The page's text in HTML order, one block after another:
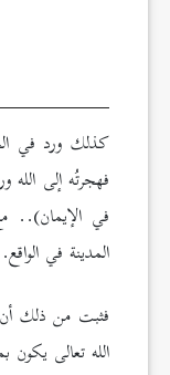
كذلك ورد في
فهجرتُه إلى
في الإيمان)..
المدينة في الواقع.
فثبت من ذلك
الله تعالى يكون